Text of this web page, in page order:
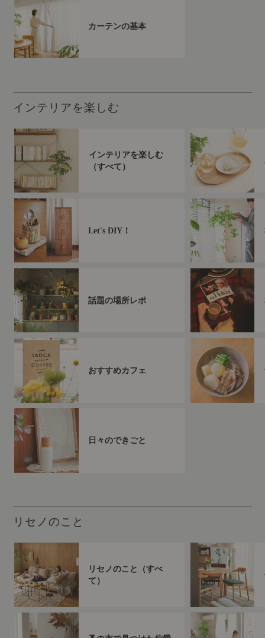
カーテンの基本
インテリアを楽しむ
インテリアを楽しむ
（すべて）
Let's DIY！
話題の場所レポ
おすすめカフェ
日々のできごと
リセノのこと
リセノのこと（すべ
て）